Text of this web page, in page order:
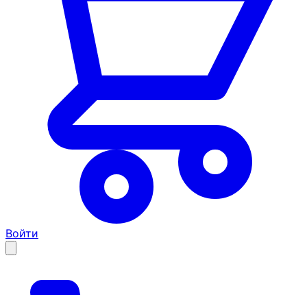
Войти